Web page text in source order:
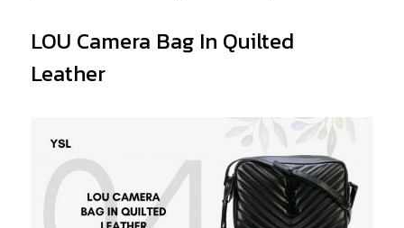
LOU Camera Bag In Quilted
Leather